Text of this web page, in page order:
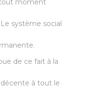
tout moment
système social
de ce fait à la
à tout le